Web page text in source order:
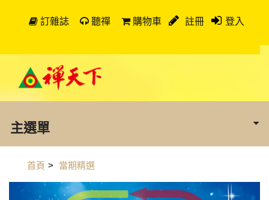
訂雜誌 聽禪 購物車 註冊 登入
主選單
首頁 > 當期精選